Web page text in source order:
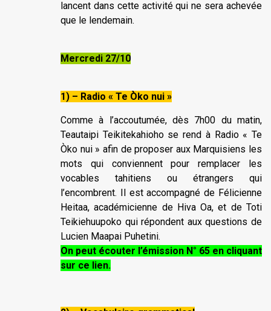
lancent dans cette activité qui ne sera achevée
que le lendemain.
Mercredi 27/10
1) – Radio « Te Òko nui »
Comme à l’accoutumée, dès 7h00 du matin,
Teautaipi Teikitekahioho se rend à Radio « Te
Òko nui » afin de proposer aux Marquisiens les
mots qui conviennent pour remplacer les
vocables tahitiens ou étrangers qui
l’encombrent. Il est accompagné de Félicienne
Heitaa, académicienne de Hiva Oa, et de Toti
Teikiehuupoko qui répondent aux questions de
Lucien Maapai Puhetini.
On peut écouter l’émission N° 65 en cliquant
sur ce lien.